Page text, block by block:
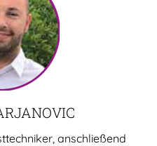
anschließend